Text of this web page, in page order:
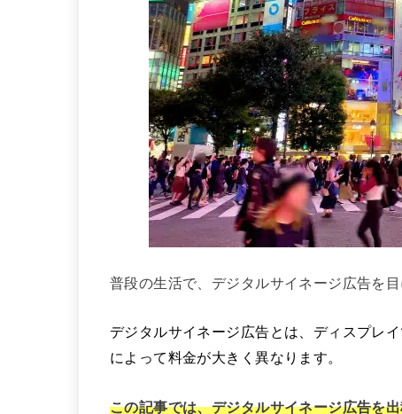
普段の生活で、デジタルサイネージ広告を
デジタルサイネージ広告とは、ディスプレ
によって料金が大きく異なります。
この記事では、デジタルサイネージ広告を